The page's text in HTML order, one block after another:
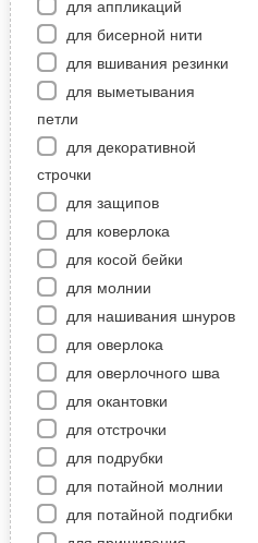
для аппликаций
для бисерной нити
для вшивания резинки
для выметывания
петли
для декоративной
строчки
для защипов
для коверлока
для косой бейки
для молнии
для нашивания шнуров
для оверлока
для оверлочного шва
для окантовки
для отстрочки
для подрубки
для потайной молнии
для потайной подгибки